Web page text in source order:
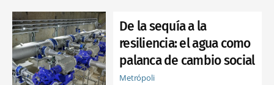
De la sequía a la
resiliencia: el agua como
palanca de cambio social
Metrópoli